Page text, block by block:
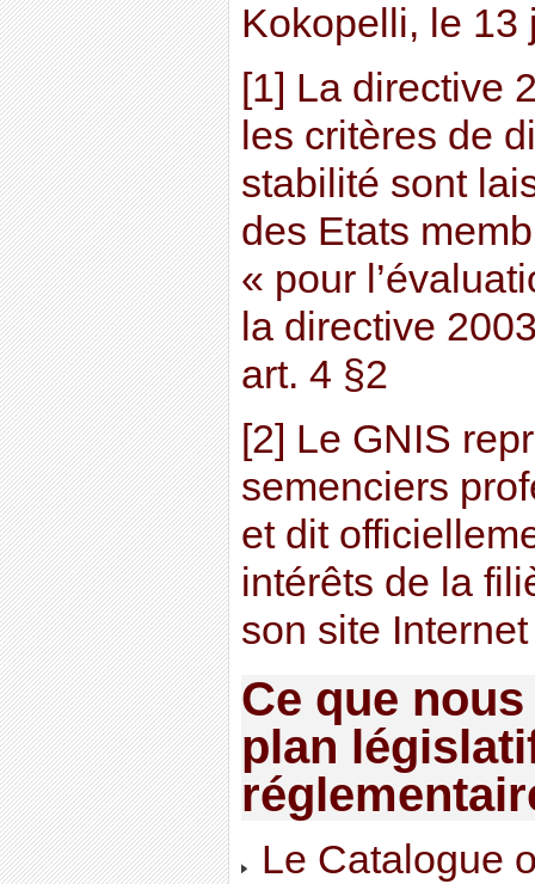
Kokopelli, le 13
[1] La directive
les critères de
stabilité sont
des Etats
« pour
la directive
art. 4 §2
[2] Le GNIS
semenciers
et dit
intérêts de la
son site Internet
Ce que
plan
Le Catalogue